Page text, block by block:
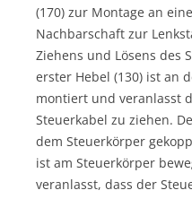
(170) zur Montage an
Nachbarschaft zur
Ziehens und Lösens des
erster Hebel (130) ist an
montiert und veranlasst
Steuerkabel zu ziehen.
dem Steuerkörper
ist am Steuerkörper
veranlasst, dass der